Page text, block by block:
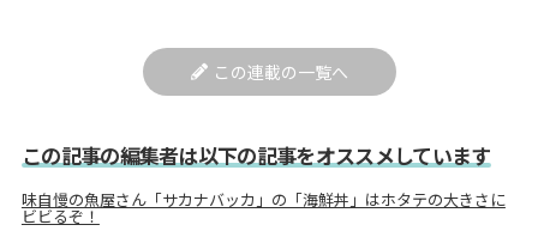
この連載の一覧へ
この記事の編集者は以下の記事をオススメしています
味自慢の魚屋さん「サカナバッカ」の「海鮮丼」はホタテの大きさに
ビビるぞ！